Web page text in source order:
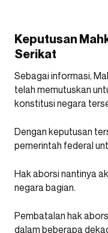
Keputusan
Serikat
Sebagai informasi,
telah memutuskan
konstitusi negara
Dengan keputusan
pemerintah federal
Hak aborsi nantinya
negara bagian.
Pembatalan hak
dalam beberapa